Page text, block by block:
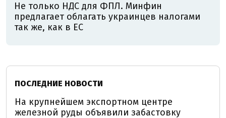
Не только НДС для ФПЛ. Минфин
предлагает облагать украинцев налогами
так же, как в ЕС
ПОСЛЕДНИЕ НОВОСТИ
На крупнейшем экспортном центре
железной руды объявили забастовку